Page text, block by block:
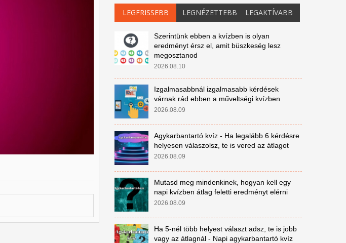
LEGFRISSEBB LEGNÉZETTEBB LEGAKTÍVABB
Szerintünk ebben a kvízben is olyan
eredményt érsz el, amit büszkeség lesz
megosztanod
2026.08.10
Izgalmasabbnál izgalmasabb kérdések
várnak rád ebben a műveltségi kvízben
2026.08.09
Agykarbantartó kvíz - Ha legalább 6 kérdésre
helyesen válaszolsz, te is vered az átlagot
2026.08.09
Mutasd meg mindenkinek, hogyan kell egy
napi kvízben átlag feletti eredményt elérni
2026.08.09
Ha 5-nél több helyest választ adsz, te is jobb
vagy az átlagnál - Napi agykarbantartó kvíz